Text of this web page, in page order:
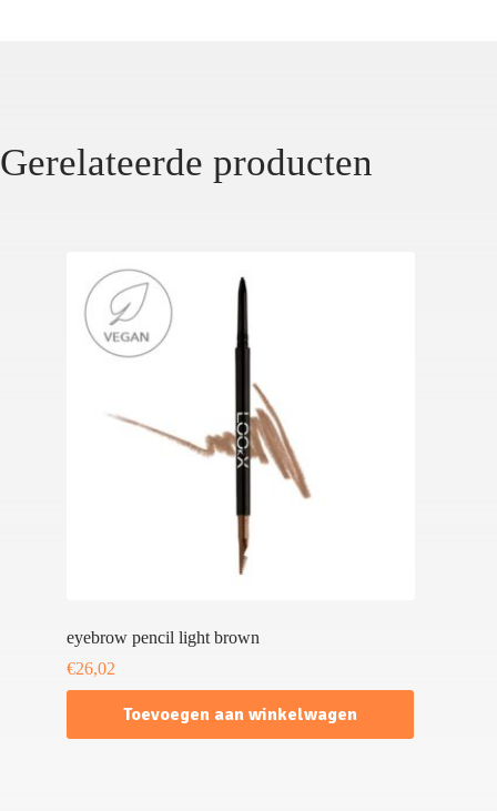
Gerelateerde producten
eyebrow pencil light brown
€26,02
Toevoegen aan winkelwagen